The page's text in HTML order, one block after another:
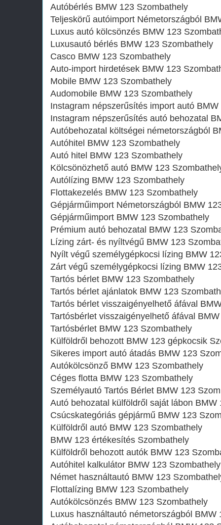
Autóbérlés BMW 123 Szombathely
Teljeskörű autóimport Németországból
Luxus autó kölcsönzés BMW 123
Luxusautó bérlés BMW 123 Szombathely
Casco BMW 123 Szombathely
Auto-import hirdetések BMW 123
Mobile BMW 123 Szombathely
Audomobile BMW 123 Szombathely
Instagram népszerűsítés import autó
Instagram népszerűsítés autó behozatal
Autóbehozatal költségei németországból
Autóhitel BMW 123 Szombathely
Autó hitel BMW 123 Szombathely
Kölcsönözhető autó BMW 123
Autólízing BMW 123 Szombathely
Flottakezelés BMW 123 Szombathely
Gépjárműimport Németországból BMW
Gépjárműimport BMW 123 Szombathely
Prémium autó behozatal BMW 123
Lízing zárt- és nyíltvégű BMW 123
Nyílt végű személygépkocsi lízing BMW
Zárt végű személygépkocsi lízing BMW
Tartós bérlet BMW 123 Szombathely
Tartós bérlet ajánlatok BMW 123
Tartós bérlet visszaigényelhető áfával
Tartósbérlet visszaigényelhető áfával
Tartósbérlet BMW 123 Szombathely
Külföldről behozott BMW 123 gépkocsik
Sikeres import autó átadás BMW 123
Autókölcsönző BMW 123 Szombathely
Céges flotta BMW 123 Szombathely
Személyautó Tartós Bérlet BMW 123
Autó behozatal külföldről saját lábon BMW
Csúcskategóriás gépjármű BMW 123
Külföldről autó BMW 123 Szombathely
BMW 123 értékesítés Szombathely
Külföldről behozott autók BMW 123
Autóhitel kalkulátor BMW 123 Szombathely
Német használtautó BMW 123
Flottalízing BMW 123 Szombathely
Autókölcsönzés BMW 123 Szombathely
Luxus használtautó németországból BMW